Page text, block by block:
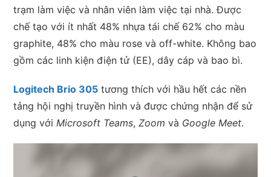
trạm làm việc và nhân viên làm việc tại nhà. Được
chế tạo với ít nhất 48% nhựa tái chế 62% cho màu
graphite, 48% cho màu rose và off-white. Không bao
gồm các linh kiện điện tử (EE), dây cáp và bao bì.
Logitech Brio 305 tương thích với hầu hết các nền
tảng hội nghị truyền hình và được chứng nhận để sử
dụng vớiMicrosoft Teams,Zoom và Google Meet.